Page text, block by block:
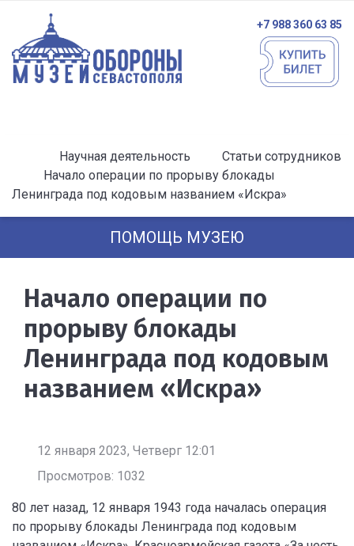
+7 988 360 63 85
Научная деятельность
Статьи сотрудников
Начало операции по прорыву блокады
Ленинграда под кодовым названием «Искра»
ПОМОЩЬ МУЗЕЮ
Начало операции по
прорыву блокады
Ленинграда под кодовым
названием «Искра»
12 января 2023, Четверг 12:01
Просмотров: 1032
80 лет назад, 12 января 1943 года началась операция
по прорыву блокады Ленинграда под кодовым